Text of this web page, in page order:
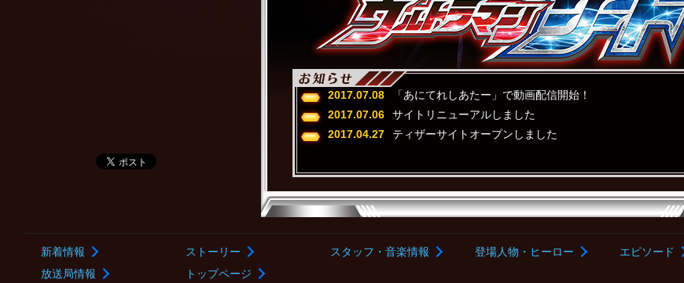
2017.07.08
「あにてれしあたー」で動画配信開始！
2017.07.06
サイトリニューアルしました
2017.04.27
ティザーサイトオープンしました
新着情報 ストーリー スタッフ・音楽情報 登場人物・ヒーロー
エピソード
放送局情報
トップページ